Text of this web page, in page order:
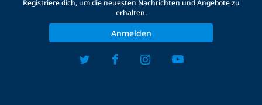
Registriere dich, um die neuesten Nachrichten und Angebote zu
erhalten.
Anmelden